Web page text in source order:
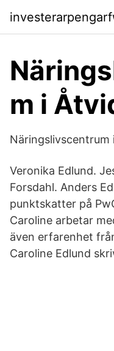
m i
Näringslivscentrum
Veronika Edlund.
Forsdahl. Anders
punktskatter på
Caroline arbetar
även erfarenhet
Caroline Edlund